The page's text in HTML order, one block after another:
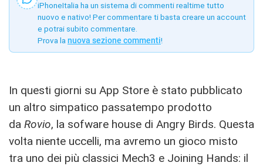
iPhoneItalia ha un sistema di commenti realtime tutto
nuovo e nativo! Per commentare ti basta creare un account
e potrai subito commentare.
Prova la nuova sezione commenti!
In questi giorni su App Store è stato pubblicato
un altro simpatico passatempo prodotto
da Rovio, la sofware house di Angry Birds. Questa
volta niente uccelli, ma avremo un gioco misto
tra uno dei più classici Mech3 e Joining Hands: il